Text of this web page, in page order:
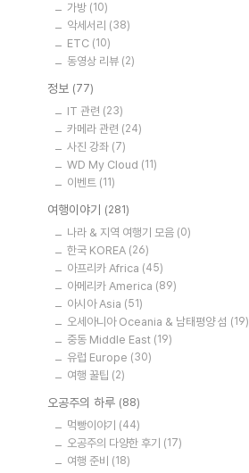
가방 (10)
악세서리 (38)
ETC (10)
동영상 리뷰 (2)
정보 (77)
IT 관련 (23)
카메라 관련 (24)
사진 강좌 (7)
WD My Cloud (11)
이벤트 (11)
여행이야기 (281)
나라 & 지역 여행기 모음 (0)
한국 KOREA (26)
아프리카 Africa (45)
아메리카 America (89)
아시아 Asia (51)
오세아니아 Oceania & 남태평양 섬 (19)
중동 Middle East (19)
유럽 Europe (30)
여행 꿀팁 (2)
오공주의 하루 (88)
먹빵이야기 (44)
오공주의 다양한 후기 (17)
여행 준비 (18)